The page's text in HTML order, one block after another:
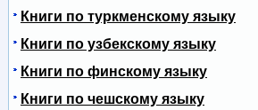
Книги по туркменскому языку
Книги по узбекскому языку
Книги по финскому языку
Книги по чешскому языку